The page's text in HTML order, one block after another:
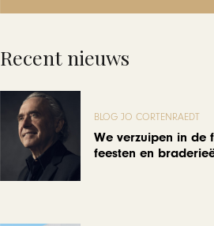
Recent nieuws
BLOG JO CORTENRAEDT
We verzuipen in de
feesten en